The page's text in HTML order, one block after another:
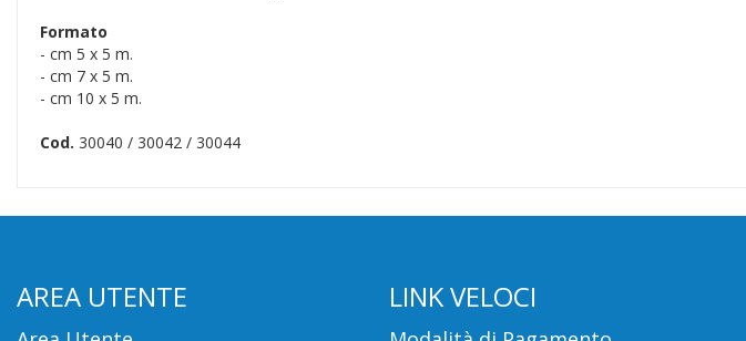
Formato
- cm 5 x 5 m.
- cm 7 x 5 m.
- cm 10 x 5 m.
Cod. 30040 / 30042 / 30044
AREA UTENTE LINK VELOCI